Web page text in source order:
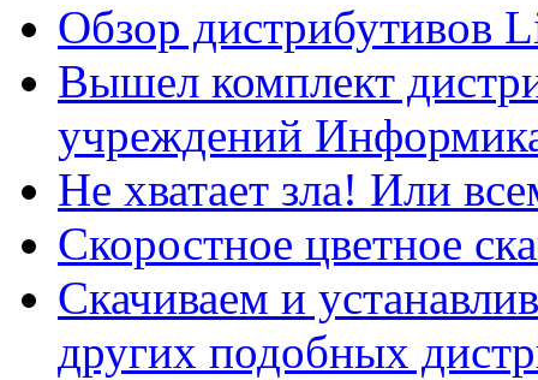
Обзор дистрибутивов
Вышел комплект
учреждений
Не хватает зла! Или
Скоростное цветное
Скачиваем и
других подобных